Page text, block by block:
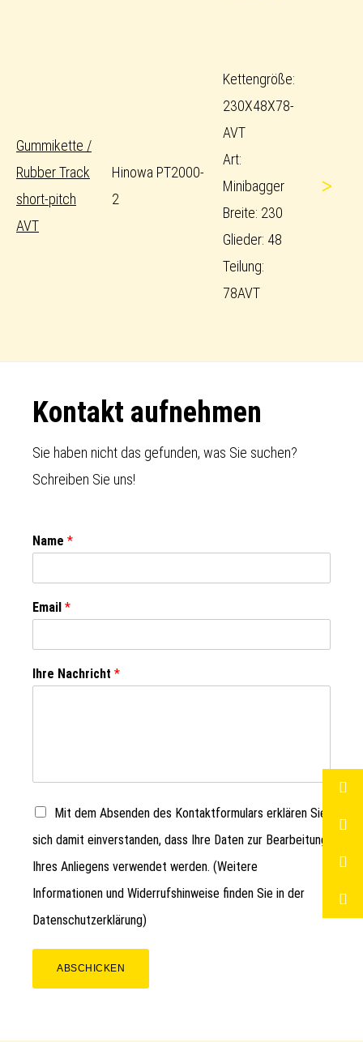
Gummikette /
Rubber Track
short-pitch
AVT
Hinowa PT2000-
2
Kettengröße:
230X48X78-
AVT
Art:
Minibagger
Breite: 230
Glieder: 48
Teilung:
78AVT
>
Footer
Kontakt aufnehmen
Sie haben nicht das gefunden, was Sie suchen?
Schreiben Sie uns!
Name *
Email *
Ihre Nachricht *
Mit dem Absenden des Kontaktformulars erklären Sie
sich damit einverstanden, dass Ihre Daten zur Bearbeitung
Ihres Anliegens verwendet werden. (Weitere
Informationen und Widerrufshinweise finden Sie in der
Datenschutzerklärung)
ABSCHICKEN